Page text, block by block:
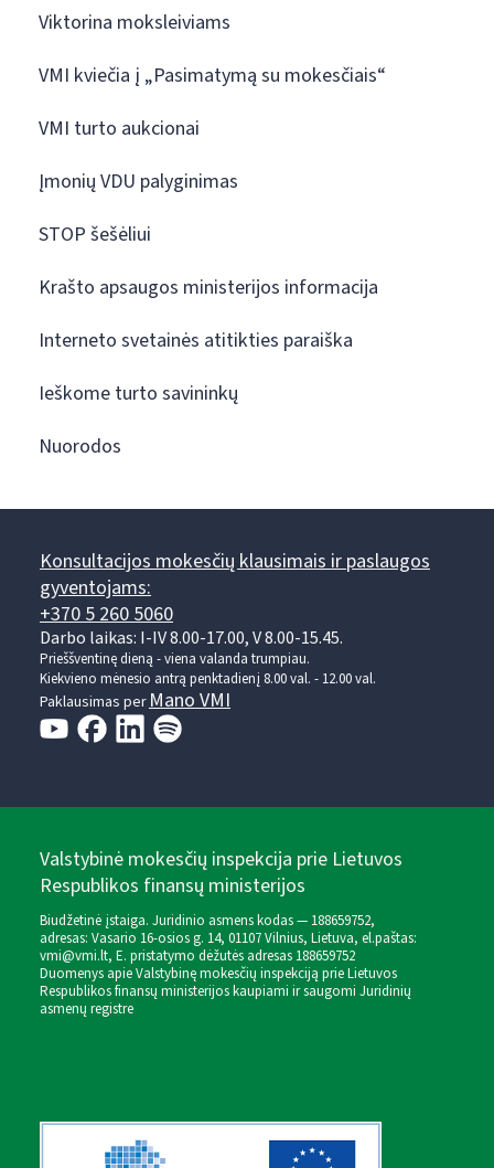
Viktorina moksleiviams
VMI kviečia į „Pasimatymą su mokesčiais“
VMI turto aukcionai
Įmonių VDU palyginimas
STOP šešėliui
Krašto apsaugos ministerijos informacija
Interneto svetainės atitikties paraiška
Ieškome turto savininkų
Nuorodos
Konsultacijos mokesčių klausimais ir paslaugos
gyventojams:
+370 5 260 5060
Darbo laikas: I-IV 8.00-17.00, V 8.00-15.45.
Prieššventinę dieną - viena valanda trumpiau.
Kiekvieno mėnesio antrą penktadienį 8.00 val. - 12.00 val.
Paklausimas perMano VMI
Valstybinė mokesčių inspekcija prie Lietuvos
Respublikos finansų ministerijos
Biudžetinė įstaiga. Juridinio asmens kodas — 188659752,
adresas: Vasario 16-osios g. 14, 01107 Vilnius, Lietuva, el.paštas:
vmi@vmi.lt, E. pristatymo dėžutės adresas 188659752
Duomenys apie Valstybinę mokesčių inspekciją prie Lietuvos
Respublikos finansų ministerijos kaupiami ir saugomi Juridinių
asmenų registre